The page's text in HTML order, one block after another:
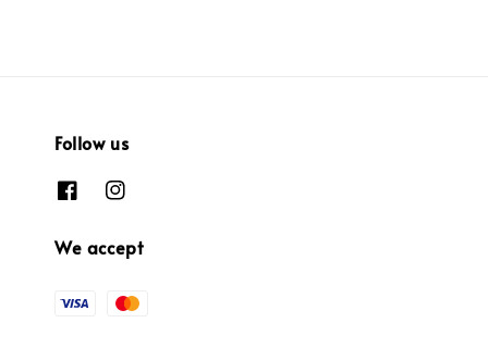
Follow us
We accept